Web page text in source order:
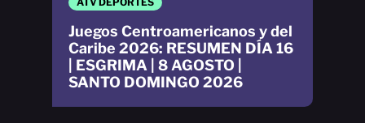
Juegos Centroamericanos y del
Caribe 2026: RESUMEN DÍA 16
| ESGRIMA | 8 AGOSTO |
SANTO DOMINGO 2026